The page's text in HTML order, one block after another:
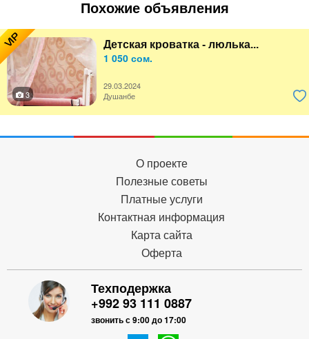
Похожие объявления
VIP Детская кроватка - люлька...
1 050 сом.
29.03.2024
3
Душанбе
О проекте
Полезные советы
Платные услуги
Контактная информация
Карта сайта
Оферта
Техподержка
+992 93 111 0887
звонить с 9:00 до 17:00